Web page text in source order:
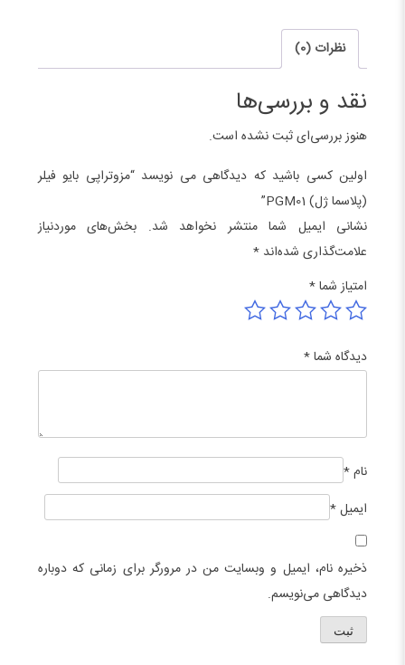
نظرات (0)
نقد و بررسی‌ها
هنوز بررسی‌ای ثبت نشده است.
اولین کسی باشید که دیدگاهی می نویسد “مزوتراپی بایو فیلر
(پلاسما ژل) PGM01”
نشانی ایمیل شما منتشر نخواهد شد. بخش‌های موردنیاز
علامت‌گذاری شده‌اند *
امتیاز شما*
دیدگاه شما*
نام*
ایمیل*
ذخیره نام، ایمیل و وبسایت من در مرورگر برای زمانی که دوباره
دیدگاهی می‌نویسم.